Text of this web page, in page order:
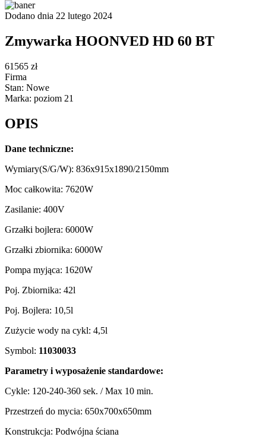
Dodano dnia 22 lutego 2024
Zmywarka HOONVED HD 60 BT
61565 zł
Firma
Stan: Nowe
Marka: poziom 21
OPIS
Dane techniczne:
Wymiary(S/G/W): 836x915x1890/2150mm
Moc całkowita: 7620W
Zasilanie: 400V
Grzałki bojlera: 6000W
Grzałki zbiornika: 6000W
Pompa myjąca: 1620W
Poj. Zbiornika: 42l
Poj. Bojlera: 10,5l
Zużycie wody na cykl: 4,5l
Symbol: 11030033
Parametry i wyposażenie standardowe:
Cykle: 120-240-360 sek. / Max 10 min.
Przestrzeń do mycia: 650x700x650mm
Konstrukcja: Podwójna ściana